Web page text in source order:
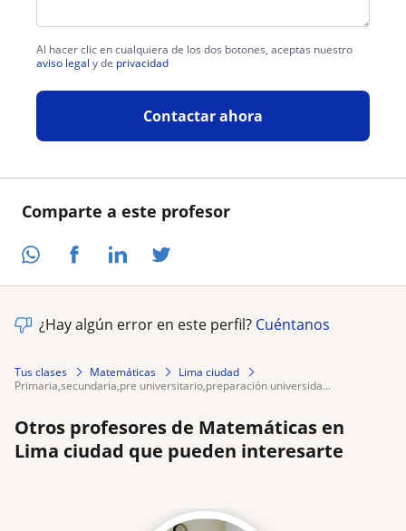
Comparte a este profesor
Al hacer clic en cualquiera de los dos botones, aceptas nuestro
aviso legal y de privacidad
Contactar ahora
¿Hay algún error en este perfil? Cuéntanos
Tus clases Matemáticas
Lima ciudad
primaria,secundaria,pre universitario,preparación universida...
Otros profesores de Matemáticas en
Lima ciudad que pueden interesarte